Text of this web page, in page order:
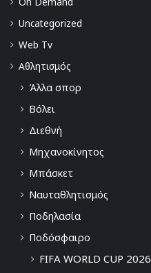
Uncategorized
Web Tv
Αθλητισμός
Άλλα σπορ
Βόλει
Διεθνή
Μηχανοκίνητος
Μπάσκετ
Ναυταθλητισμός
Ποδηλασία
Ποδόσφαιρο
FIFA WORLD CUP 2026